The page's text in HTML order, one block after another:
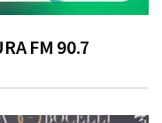
FM 90.7